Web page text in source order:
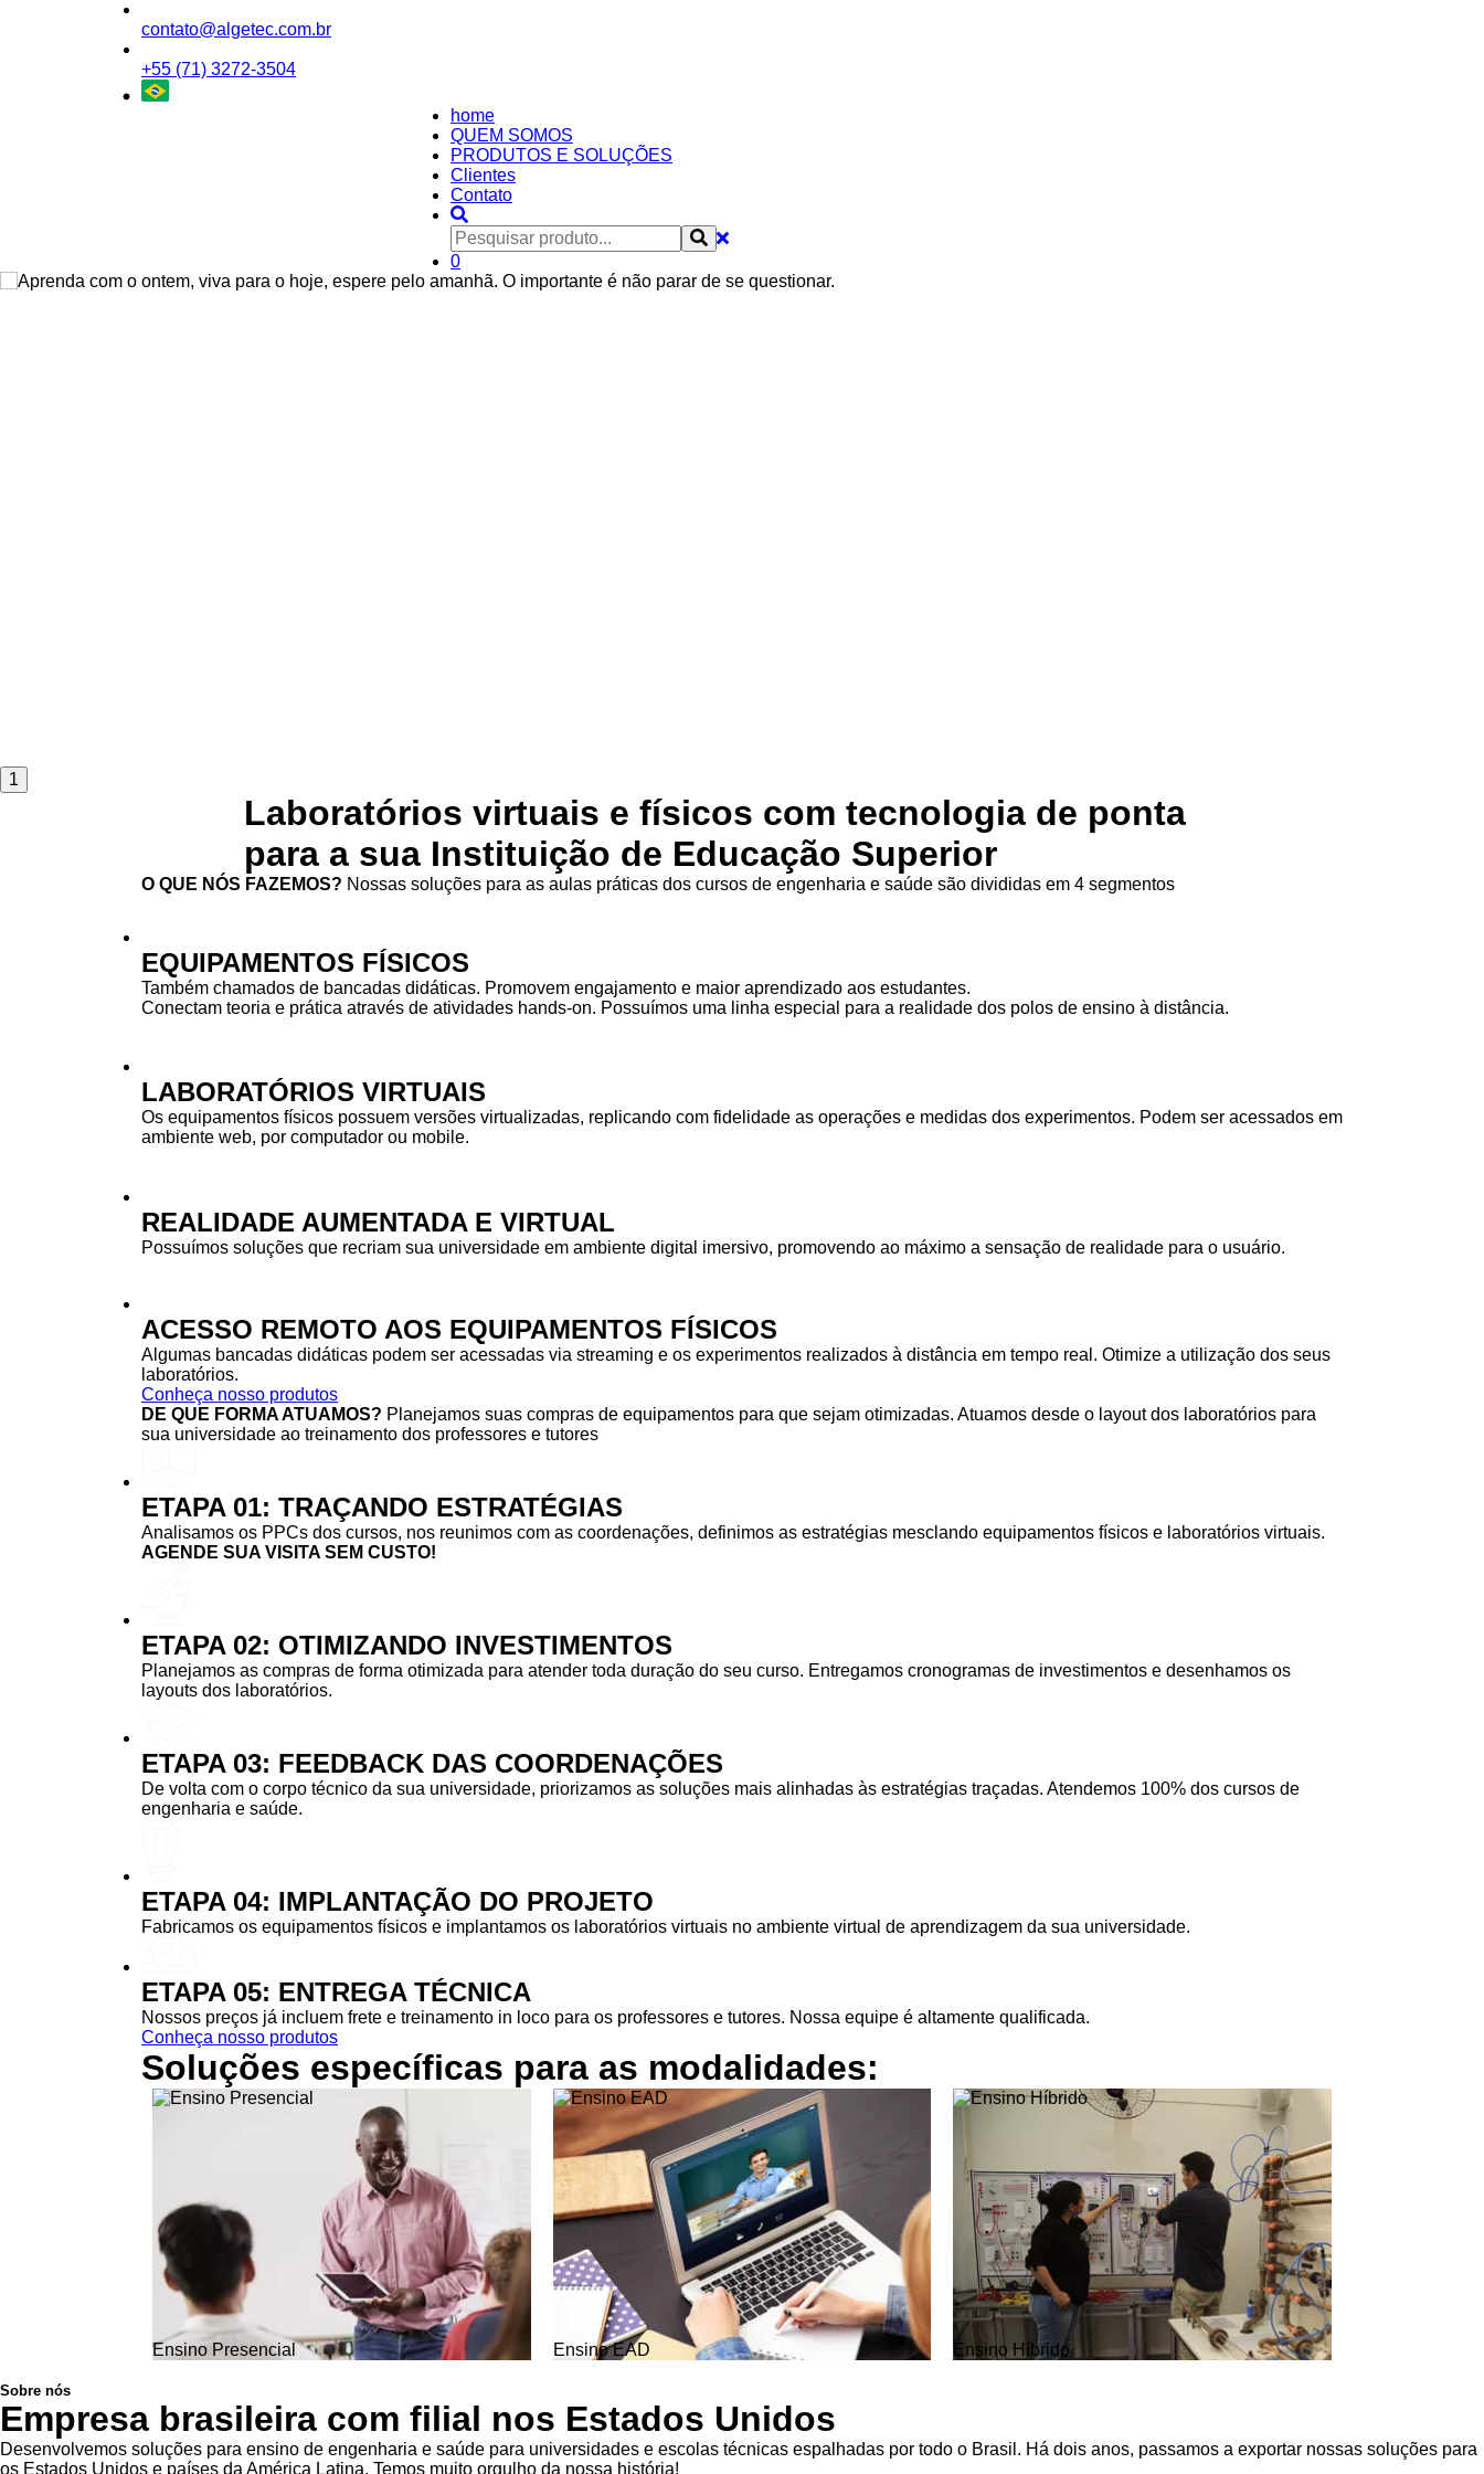
contato@algetec.com.br
+55 (71) 3272-3504
home
QUEM SOMOS
PRODUTOS E SOLUÇÕES
Clientes
Contato
0
1
Laboratórios virtuais e físicos com tecnologia de ponta
para a sua Instituição de Educação Superior
O QUE NÓS FAZEMOS? Nossas soluções para as aulas práticas dos cursos de engenharia e saúde são divididas em 4 segmentos
EQUIPAMENTOS FÍSICOS
Também chamados de bancadas didáticas. Promovem engajamento e maior aprendizado aos estudantes.
Conectam teoria e prática através de atividades hands-on. Possuímos uma linha especial para a realidade dos polos de ensino à distância.
LABORATÓRIOS VIRTUAIS
Os equipamentos físicos possuem versões virtualizadas, replicando com fidelidade as operações e medidas dos experimentos. Podem ser acessados em
ambiente web, por computador ou mobile.
REALIDADE AUMENTADA E VIRTUAL
Possuímos soluções que recriam sua universidade em ambiente digital imersivo, promovendo ao máximo a sensação de realidade para o usuário.
ACESSO REMOTO AOS EQUIPAMENTOS FÍSICOS
Algumas bancadas didáticas podem ser acessadas via streaming e os experimentos realizados à distância em tempo real. Otimize a utilização dos seus
laboratórios.
Conheça nosso produtos
DE QUE FORMA ATUAMOS? Planejamos suas compras de equipamentos para que sejam otimizadas. Atuamos desde o layout dos laboratórios para
sua universidade ao treinamento dos professores e tutores
ETAPA 01: TRAÇANDO ESTRATÉGIAS
Analisamos os PPCs dos cursos, nos reunimos com as coordenações, definimos as estratégias mesclando equipamentos físicos e laboratórios virtuais.
AGENDE SUA VISITA SEM CUSTO!
ETAPA 02: OTIMIZANDO INVESTIMENTOS
Planejamos as compras de forma otimizada para atender toda duração do seu curso. Entregamos cronogramas de investimentos e desenhamos os
layouts dos laboratórios.
ETAPA 03: FEEDBACK DAS COORDENAÇÕES
De volta com o corpo técnico da sua universidade, priorizamos as soluções mais alinhadas às estratégias traçadas. Atendemos 100% dos cursos de
engenharia e saúde.
ETAPA 04: IMPLANTAÇÃO DO PROJETO
Fabricamos os equipamentos físicos e implantamos os laboratórios virtuais no ambiente virtual de aprendizagem da sua universidade.
ETAPA 05: ENTREGA TÉCNICA
Nossos preços já incluem frete e treinamento in loco para os professores e tutores. Nossa equipe é altamente qualificada.
Conheça nosso produtos
Soluções específicas para as modalidades:
Ensino Presencial Ensino EAD Ensino Híbrido
Sobre nós
Empresa brasileira com filial nos Estados Unidos
Desenvolvemos soluções para ensino de engenharia e saúde para universidades e escolas técnicas espalhadas por todo o Brasil. Há dois anos, passamos a exportar nossas soluções para
os Estados Unidos e países da América Latina. Temos muito orgulho da nossa história!